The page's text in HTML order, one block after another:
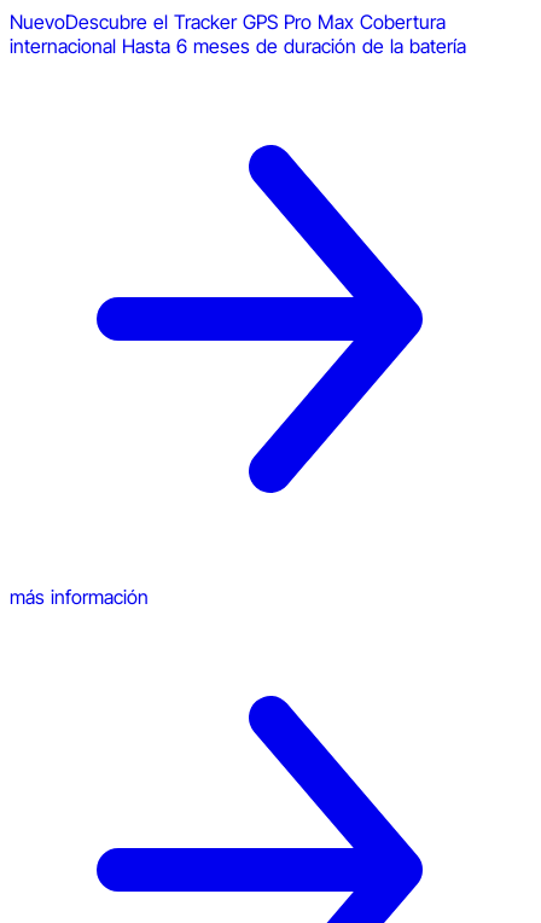
NuevoDescubre el Tracker GPS Pro Max Cobertura
internacional Hasta 6 meses de duración de la batería
más información